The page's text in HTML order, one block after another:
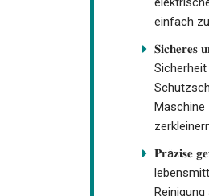
einfach
𝐒𝐢𝐜𝐡𝐞𝐫𝐞𝐬
𝐏𝐫ä𝐳𝐢𝐬𝐞